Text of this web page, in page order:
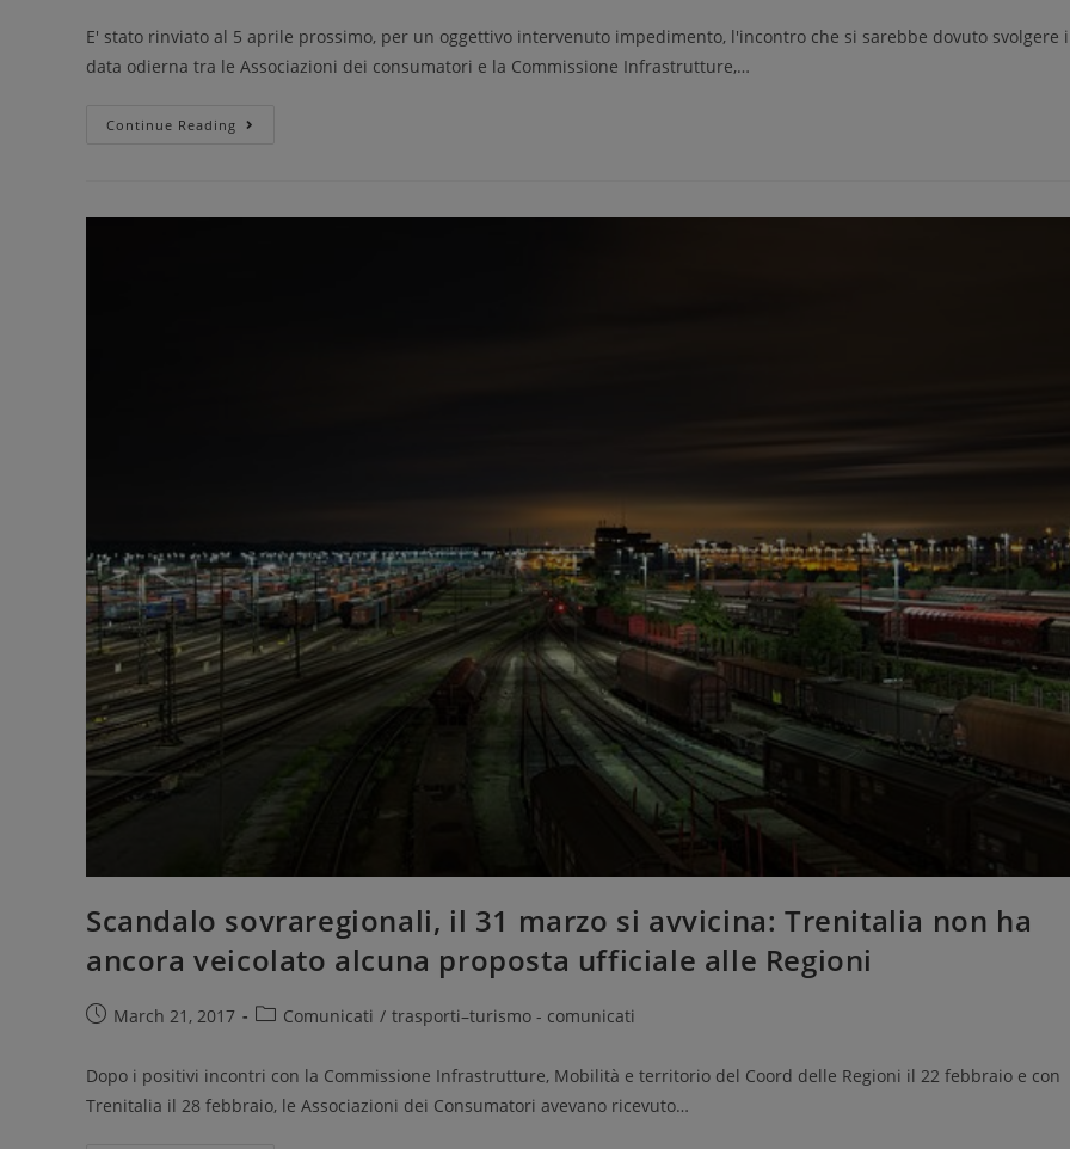
E' stato rinviato al 5 aprile prossimo, per un oggettivo intervenuto impedimento, l'incontro che si sarebbe dovuto svolgere
data odierna tra le Associazioni dei consumatori e la Commissione Infrastrutture,…
Continue Reading
Scandalo sovraregionali, il 31 marzo si avvicina: Trenitalia non ha
ancora veicolato alcuna proposta ufficiale alle Regioni
March 21, 2017 Comunicati / trasporti–turismo - comunicati
Dopo i positivi incontri con la Commissione Infrastrutture, Mobilità e territorio del Coord delle Regioni il 22 febbraio e con
Trenitalia il 28 febbraio, le Associazioni dei Consumatori avevano ricevuto…